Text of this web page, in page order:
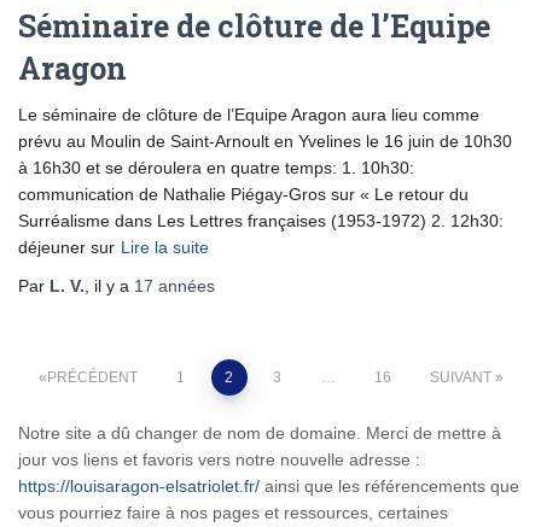
Séminaire de clôture de l’Equipe
Aragon
Le séminaire de clôture de l’Equipe Aragon aura lieu comme
prévu au Moulin de Saint-Arnoult en Yvelines le 16 juin de 10h30
à 16h30 et se déroulera en quatre temps: 1. 10h30:
communication de Nathalie Piégay-Gros sur « Le retour du
Surréalisme dans Les Lettres françaises (1953-1972) 2. 12h30:
déjeuner sur Lire la suite
Par L. V. , il y a 17 années
Posts
pagination
PRÉCÉDENT 1 2 3 16 SUIVANT
Notre site a dû changer de nom de domaine. Merci de mettre à
jour vos liens et favoris vers notre nouvelle adresse :
https://louisaragon-elsatriolet.fr/ ainsi que les référencements que
vous pourriez faire à nos pages et ressources, certaines